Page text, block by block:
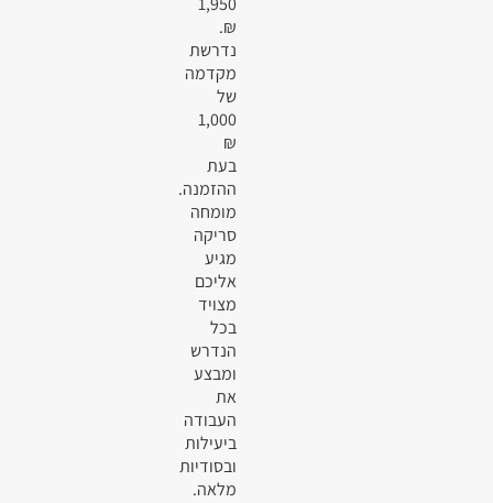
₪.
נדרשת
מקדמה
של
1,000
₪
בעת
ההזמנה.
מומחה
סריקה
מגיע
אליכם
מצויד
בכל
הנדרש
ומבצע
את
העבודה
ביעילות
ובסודיות
מלאה.